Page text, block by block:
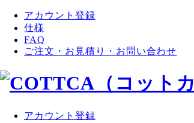
アカウント登録
仕様
FAQ
ご注文・お見積り・お問い合わせ
アカウント登録